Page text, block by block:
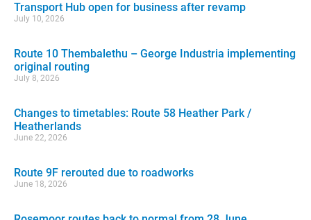
Transport Hub open for business after revamp
July 10, 2026
Route 10 Thembalethu – George Industria implementing
original routing
July 8, 2026
Changes to timetables: Route 58 Heather Park /
Heatherlands
June 22, 2026
Route 9F rerouted due to roadworks
June 18, 2026